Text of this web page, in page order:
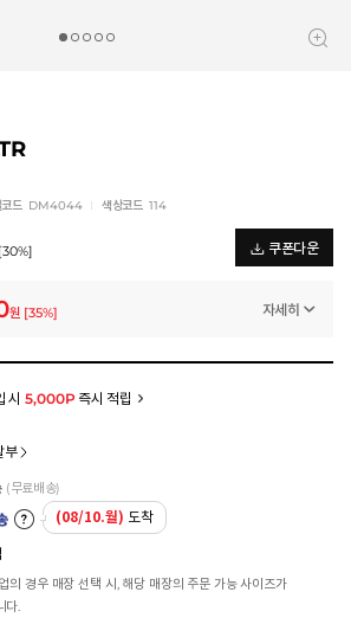
드 DM4044 색상코드 114
[30%] 쿠폰다운
원 [35%] 자세히
, 실제 결제 금액과는 차이가 있을 수 있습니다.
시 5,000P즉시 적립
부
(무료배송)
(08/10.월) 도착
의 경우 매장 선택 시, 해당 매장의 주문 가능 사이즈가
다.